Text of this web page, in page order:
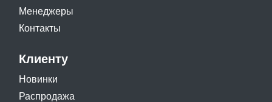
Менеджеры
Контакты
Клиенту
Новинки
Распродажа